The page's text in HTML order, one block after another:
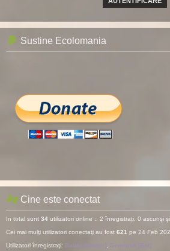
Sustine Ecolomania
Cine este conectat
In total sunt 34 utilizatori online :: 2 înregistrați, 0 ascunși
Cei mai mulţi utilizatori conectaţi au fost 621 pe 24 Feb
Utilizatori înregistraţi: Baidu [Spider]